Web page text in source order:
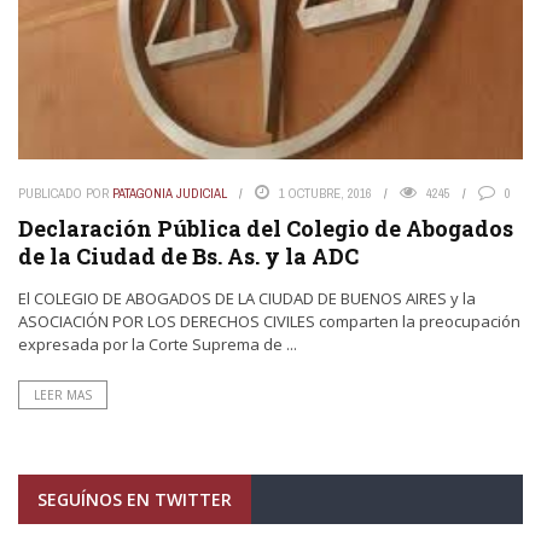
PUBLICADO POR PATAGONIA JUDICIAL 1 OCTUBRE, 2016 4245 0
Declaración Pública del Colegio de Abogados
de la Ciudad de Bs. As. y la ADC
El COLEGIO DE ABOGADOS DE LA CIUDAD DE BUENOS AIRES y la
ASOCIACIÓN POR LOS DERECHOS CIVILES comparten la preocupación
expresada por la Corte Suprema de ...
LEER MAS
SEGUÍNOS EN TWITTER